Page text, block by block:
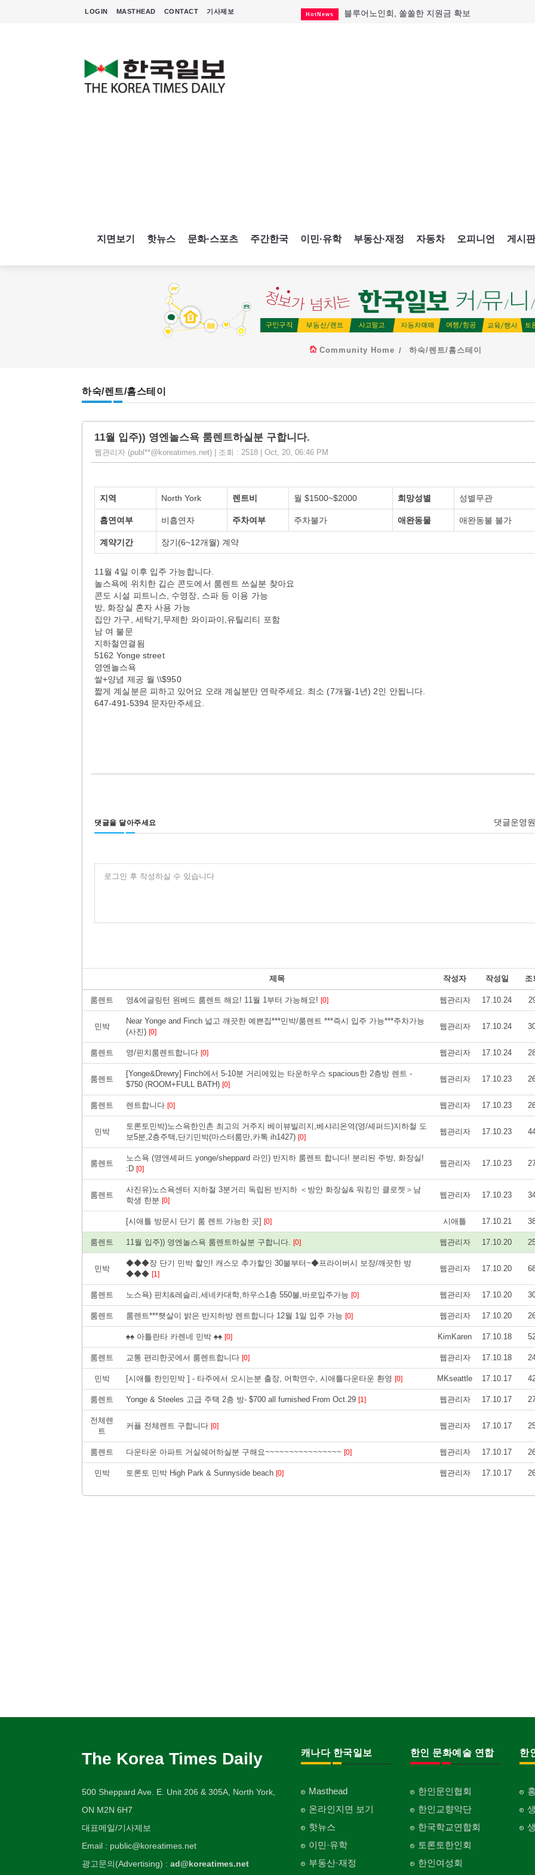
LOGIN MASTHEAD CONTACT 기사제보 HotNews 블루어노인회, 쏠쏠한 지원금 확보
지면보기 핫뉴스 문화·스포츠 주간한국 이민·유학 부동산·재정 자동차 오피니언 게시판
Community Home 하숙/렌트/홈스테이
하숙/렌트/홈스테이
11월 입주)) 영엔놀스욕 룸렌트하실분 구합니다.
웹관리자 (publ**@koreatimes.net) | 조회 : 2518 | Oct, 20, 06:46 PM
지역 North York 렌트비 월 $1500~$2000 희망성별 성별무관
흡연여부 비흡연자 주차여부 주차불가 애완동물 애완동불 불가
계약기간 장기(6~12개월) 계약
11월 4일 이후 입주 가능합니다.
놀스욕에 위치한 깁슨 콘도에서 룸렌트 쓰실분 찾아요
콘도 시설 피트니스, 수영장, 스파 등 이용 가능
방, 화장실 혼자 사용 가능
집안 가구, 세탁기,무제한 와이파이,유틸리티 포함
남 여 불문
지하철연결됨
5162 Yonge street
영엔놀스욕
쌀+양념 제공 월 \\$950
짧게 계실분은 피하고 있어요 오래 계실분만 연락주세요. 최소 (7개월-1년) 2인 안됩니다.
647-491-5394 문자만주세요.
댓글을 달아주세요 댓글운영
로그인 후 작성하실 수 있습니다
제목 작성자 작성일 조
룸렌트 영&에글링턴 원베드 룸렌트 해요! 11월 1부터 가능해요! [0] 웹관리자 17.10.24
민박
Near Yonge and Finch 넓고 깨끗한 예쁜집***민박/룸렌트 ***즉시 입주 가능***주차가능
(사진) [0]
웹관리자 17.10.24
룸렌트 영/핀치룸렌트합니다 [0] 웹관리자 17.10.24
룸렌트
[Yonge&Drewry] Finch에서 5-10분 거리에있는 타운하우스 spacious한 2층방 렌트 -
$750 (ROOM+FULL BATH) [0]
웹관리자 17.10.23
룸렌트 렌트합니다 [0] 웹관리자 17.10.23
민박
토론토민박)노스욕한인촌 최고의 거주지 베이뷰빌리지,베샤리온역(영/셰퍼드)지하철 도
보5분,2층주택,단기민박(마스터룸만,카톡 ih1427) [0]
웹관리자 17.10.23
룸렌트
노스욕 (영앤셰퍼드 yonge/sheppard 라인) 반지하 룸렌트 합니다! 분리된 주방, 화장실!
:D [0]
웹관리자 17.10.23
룸렌트
사진유)노스욕센터 지하철 3분거리 독립된 반지하 ＜방안 화장실& 워킹인 클로젯＞남
학생 한분 [0]
웹관리자 17.10.23
[시애틀 방문시 단기 룸 렌트 가능한 곳] [0] 시애틀 17.10.21
룸렌트 11월 입주)) 영엔놀스욕 룸렌트하실분 구합니다. [0] 웹관리자 17.10.20
민박
◆◆◆장 단기 민박 할인! 캐스모 추가할인 30불부터~◆프라이버시 보장/깨끗한 방
◆◆◆ [1]
웹관리자 17.10.20
룸렌트 노스욕) 핀치&레슬리,세네카대학,하우스1층 550불,바로입주가능 [0] 웹관리자 17.10.20
룸렌트 룸렌트***햇살이 밝은 반지하방 렌트합니다 12월 1일 입주 가능 [0] 웹관리자 17.10.20
♠♠ 아틀란타 카렌네 민박 ♠♠ [0] KimKaren 17.10.18
룸렌트 교통 편리한곳에서 룸렌트합니다 [0] 웹관리자 17.10.18
민박 [시애틀 한인민박 ] - 타주에서 오시는분 출장, 어학연수, 시애틀다운타운 환영 [0] MKseattle 17.10.17
룸렌트 Yonge & Steeles 고급 주택 2층 방- $700 all furnished From Oct.29 [1] 웹관리자 17.10.17
전체렌
트
커플 전체렌트 구합니다 [0] 웹관리자 17.10.17
룸렌트 다운타운 아파트 거실쉐어하실분 구해요~~~~~~~~~~~~~~~~ [0] 웹관리자 17.10.17
민박 토론토 민박 High Park & Sunnyside beach [0] 웹관리자 17.10.17
The Korea Times Daily
500 Sheppard Ave. E. Unit 206 & 305A, North York,
ON M2N 6H7
대표메일/기사제보
Email : public@koreatimes.net
광고문의(Advertising) : ad@koreatimes.net
캐나다 한국일보
Masthead
온라인지면 보기
핫뉴스
이민·유학
부동산·재정
한인 문화예술 연합
한인문인협회
한인교향악단
한국학교연합회
토론토한인회
한인여성회
한